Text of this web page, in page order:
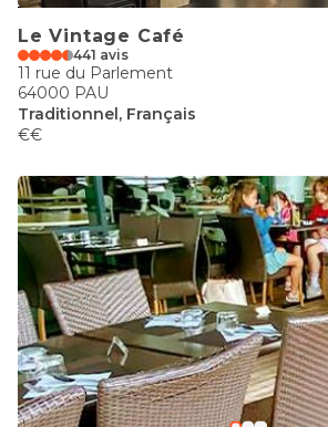
Le Vintage Café
441 avis
11 rue du Parlement
64000 PAU
Traditionnel, Français
€€